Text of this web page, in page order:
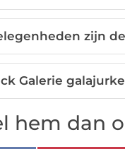
zijn
Galerie
hem dan